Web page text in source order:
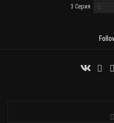
3 Серия